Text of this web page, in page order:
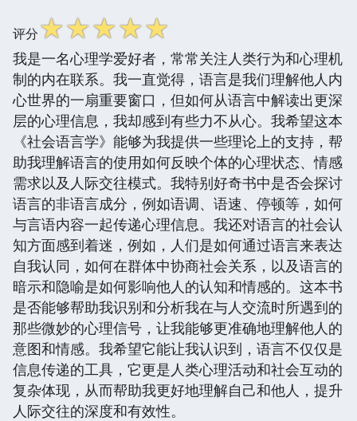
评分☆☆☆☆☆
我是一名心理学爱好者，常常关注人类行为和心理机
制的内在联系。我一直觉得，语言是我们理解他人内
心世界的一扇重要窗口，但如何从语言中解读出更深
层的心理信息，我却感到有些力不从心。我希望这本
《社会语言学》能够为我提供一些理论上的支持，帮
助我理解语言的使用如何反映个体的心理状态、情感
需求以及人际交往模式。我特别好奇书中是否会探讨
语言的非语言成分，例如语调、语速、停顿等，如何
与言语内容一起传递心理信息。我还对语言的社会认
知方面感到着迷，例如，人们是如何通过语言来表达
自我认同，如何在群体中协商社会关系，以及语言的
暗示和隐喻是如何影响他人的认知和情感的。这本书
是否能够帮助我识别和分析我在与人交流时所遇到的
那些微妙的心理信号，让我能够更准确地理解他人的
意图和情感。我希望它能让我认识到，语言不仅仅是
信息传递的工具，它更是人类心理活动和社会互动的
复杂体现，从而帮助我更好地理解自己和他人，提升
人际交往的深度和有效性。